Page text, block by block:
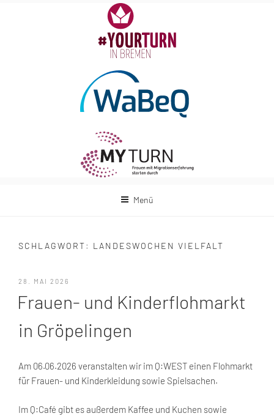
Menü
SCHLAGWORT: LANDESWOCHEN VIELFALT
VERÖFFENTLICHT
28. MAI 2026
Frauen- und Kinderflohmarkt
in Gröpelingen
Am 06.06.2026 veranstalten wir im Q:WEST einen Flohmarkt
für Frauen- und Kinderkleidung sowie Spielsachen.
Im Q:Café gibt es außerdem Kaffee und Kuchen sowie